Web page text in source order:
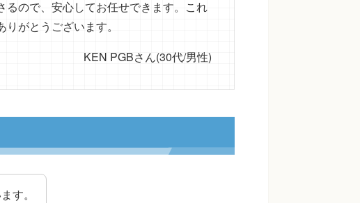
るので、安心してお任せできます。これ
がとうございます。
KEN PGBさん(30代/男性)
す。